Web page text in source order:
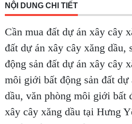
Cần thuê MBKD tại Phường Bạch Mai
NỘI DUNG CHI TIẾT
Cần mua đất dự án xây cây
đất dự án xây cây xăng dầu,
động sản đất dự án xây cây
môi giới bất động sản đất dự
dầu, văn phòng môi giới bất
xây cây xăng dầu tại Hưng